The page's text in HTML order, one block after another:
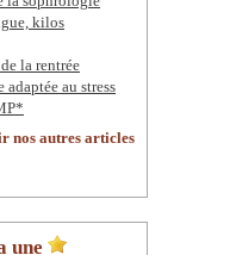
kilos
la rentrée
au stress
nos autres articles
une